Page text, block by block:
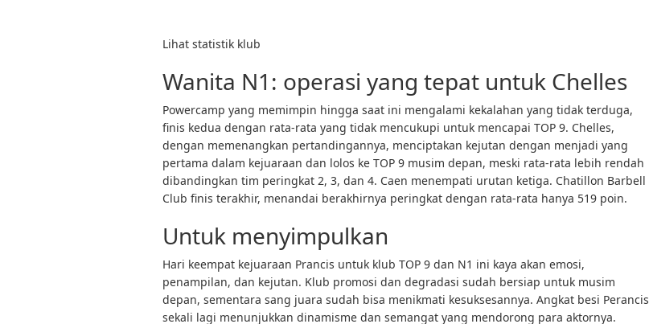
Lihat statistik klub
Wanita N1: operasi yang tepat untuk Chelles
Powercamp yang memimpin hingga saat ini mengalami kekalahan yang tidak terduga,
finis kedua dengan rata-rata yang tidak mencukupi untuk mencapai TOP 9. Chelles,
dengan memenangkan pertandingannya, menciptakan kejutan dengan menjadi yang
pertama dalam kejuaraan dan lolos ke TOP 9 musim depan, meski rata-rata lebih rendah
dibandingkan tim peringkat 2, 3, dan 4. Caen menempati urutan ketiga. Chatillon Barbell
Club finis terakhir, menandai berakhirnya peringkat dengan rata-rata hanya 519 poin.
Untuk menyimpulkan
Hari keempat kejuaraan Prancis untuk klub TOP 9 dan N1 ini kaya akan emosi,
penampilan, dan kejutan. Klub promosi dan degradasi sudah bersiap untuk musim
depan, sementara sang juara sudah bisa menikmati kesuksesannya. Angkat besi Perancis
sekali lagi menunjukkan dinamisme dan semangat yang mendorong para aktornya.